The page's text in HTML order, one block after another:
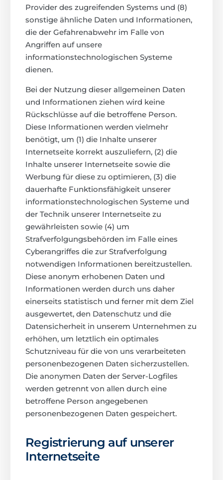
Provider des zugreifenden Systems und (8)
sonstige ähnliche Daten und Informationen,
die der Gefahrenabwehr im Falle von
Angriffen auf unsere
informationstechnologischen Systeme
dienen.
Bei der Nutzung dieser allgemeinen Daten
und Informationen ziehen wird keine
Rückschlüsse auf die betroffene Person.
Diese Informationen werden vielmehr
benötigt, um (1) die Inhalte unserer
Internetseite korrekt auszuliefern, (2) die
Inhalte unserer Internetseite sowie die
Werbung für diese zu optimieren, (3) die
dauerhafte Funktionsfähigkeit unserer
informationstechnologischen Systeme und
der Technik unserer Internetseite zu
gewährleisten sowie (4) um
Strafverfolgungsbehörden im Falle eines
Cyberangriffes die zur Strafverfolgung
notwendigen Informationen bereitzustellen.
Diese anonym erhobenen Daten und
Informationen werden durch uns daher
einerseits statistisch und ferner mit dem Ziel
ausgewertet, den Datenschutz und die
Datensicherheit in unserem Unternehmen zu
erhöhen, um letztlich ein optimales
Schutzniveau für die von uns verarbeiteten
personenbezogenen Daten sicherzustellen.
Die anonymen Daten der Server-Logfiles
werden getrennt von allen durch eine
betroffene Person angegebenen
personenbezogenen Daten gespeichert.
Registrierung auf unserer
Internetseite